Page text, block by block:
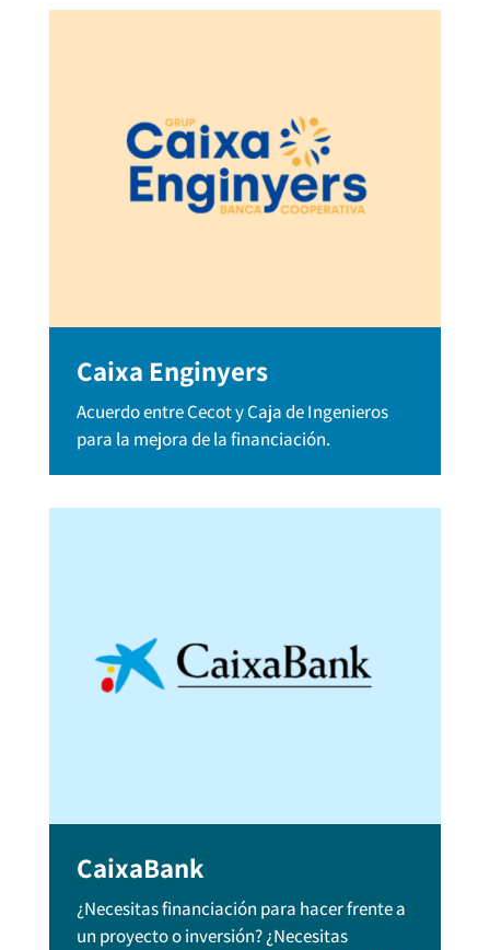
Caixa Enginyers
Acuerdo entre Cecot y Caja de Ingenieros
para la mejora de la financiación.
CaixaBank
¿Necesitas financiación para hacer frente a
un proyecto o inversión? ¿Necesitas